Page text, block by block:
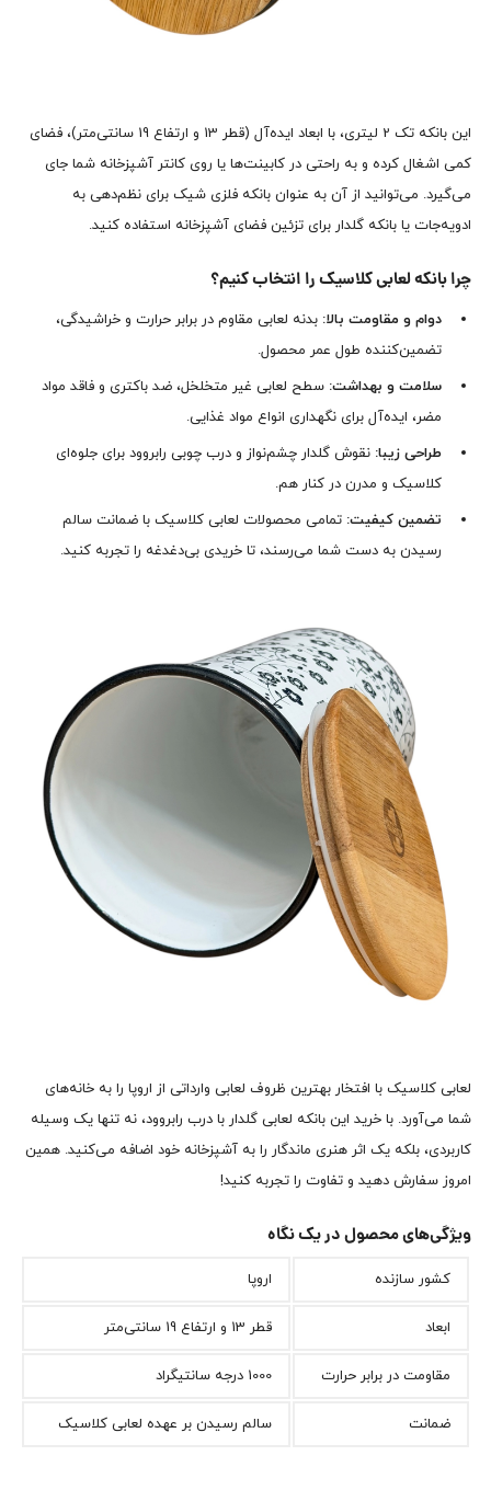
این بانکه تک 2 لیتری، با ابعاد ایده‌آل (قطر 13 و ارتفاع 19 سانتی‌متر)، فضای
کمی اشغال کرده و به راحتی در کابینت‌ها یا روی کانتر آشپزخانه شما جای
می‌گیرد. می‌توانید از آن به عنوان بانکه فلزی شیک برای نظم‌دهی به
ادویه‌جات یا بانکه گلدار برای تزئین فضای آشپزخانه استفاده کنید.
چرا بانکه لعابی کلاسیک را انتخاب کنیم؟
دوام و مقاومت بالا: بدنه لعابی مقاوم در برابر حرارت و خراشیدگی،
تضمین‌کننده طول عمر محصول.
سلامت و بهداشت: سطح لعابی غیر متخلخل، ضد باکتری و فاقد مواد
مضر، ایده‌آل برای نگهداری انواع مواد غذایی.
طراحی زیبا: نقوش گلدار چشم‌نواز و درب چوبی رابروود برای جلوه‌ای
کلاسیک و مدرن در کنار هم.
تضمین کیفیت: تمامی محصولات لعابی کلاسیک با ضمانت سالم
رسیدن به دست شما می‌رسند، تا خریدی بی‌دغدغه را تجربه کنید.
لعابی کلاسیک با افتخار بهترین ظروف لعابی وارداتی از اروپا را به خانه‌های
شما می‌آورد. با خرید این بانکه لعابی گلدار با درب رابروود، نه تنها یک وسیله
کاربردی، بلکه یک اثر هنری ماندگار را به آشپزخانه خود اضافه می‌کنید. همین
امروز سفارش دهید و تفاوت را تجربه کنید!
ویژگی‌های محصول در یک نگاه
کشور سازنده اروپا
ابعاد قطر 13 و ارتفاع 19 سانتی‌متر
مقاومت در برابر حرارت 1000 درجه سانتیگراد
ضمانت سالم رسیدن بر عهده لعابی کلاسیک